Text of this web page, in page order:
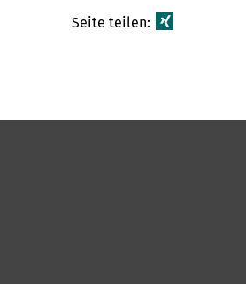
Seite teilen: